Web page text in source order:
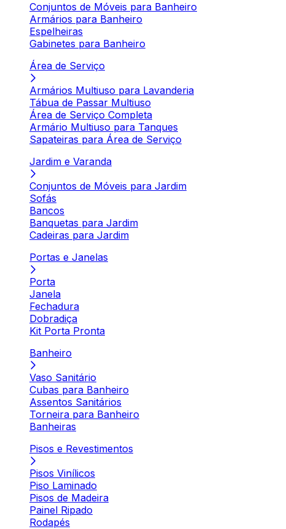
Conjuntos de Móveis para Banheiro
Armários para Banheiro
Espelheiras
Gabinetes para Banheiro
Área de Serviço
Armários Multiuso para Lavanderia
Tábua de Passar Multiuso
Área de Serviço Completa
Armário Multiuso para Tanques
Sapateiras para Área de Serviço
Jardim e Varanda
Conjuntos de Móveis para Jardim
Sofás
Bancos
Banquetas para Jardim
Cadeiras para Jardim
Portas e Janelas
Porta
Janela
Fechadura
Dobradiça
Kit Porta Pronta
Banheiro
Vaso Sanitário
Cubas para Banheiro
Assentos Sanitários
Torneira para Banheiro
Banheiras
Pisos e Revestimentos
Pisos Vinílicos
Piso Laminado
Pisos de Madeira
Painel Ripado
Rodapés